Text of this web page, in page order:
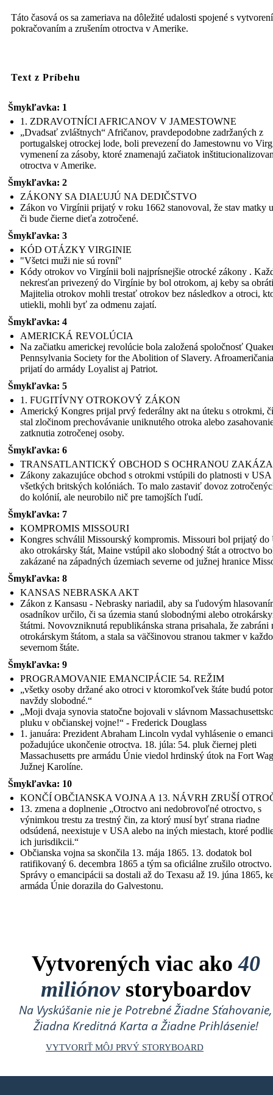
Create your own at Storyboard That
1. januára:Prezident Abraham Lincoln vydal vyhlásenie o
emancipácii požadujúce ukončenie otroctva.
18. júla: 54.pluk čiernej
viedol hrdinský útok na Fort Wagner v Južnej Karolíne.
Legend
Time Break
32 Years and 364 Days
držané ako otroci
v ktoromkoľvek
štáte budú potom
navždy slobodné.“
„Moji dvaja synovia
statočne bojovali v
Táto časová os sa zameriava na dôležité udalosti spojené s
pokračovaním a zrušením otroctva v Amerike.
Text z Príbehu
Šmykľavka: 1
1. ZDRAVOTNÍCI AFRICANOV V JAMESTOWNE
„Dvadsať zvláštnych“ Afričanov, pravdepodobne zadržaných z
portugalskej otrockej lode, boli prevezení do Jamestownu vo
vymenení za zásoby, ktoré znamenajú začiatok
otroctva v Amerike.
Šmykľavka: 2
ZÁKONY SA DIAĽUJÚ NA DEDIČSTVO
Zákon vo Virgínii prijatý v roku 1662 stanovoval, že stav matky
či bude čierne dieťa zotročené.
Šmykľavka: 3
KÓD OTÁZKY VIRGINIE
"Všetci muži nie sú rovní"
Kódy otrokov vo Virgínii boli najprísnejšie otrocké zákony .
nekresťan privezený do Virgínie by bol otrokom, aj keby sa
Majitelia otrokov mohli trestať otrokov bez následkov a otroci,
utiekli, mohli byť za odmenu zajatí.
Šmykľavka: 4
AMERICKÁ REVOLÚCIA
Na začiatku americkej revolúcie bola založená spoločnosť
Pennsylvania Society for the Abolition of Slavery.
prijatí do armády Loyalist aj Patriot.
Šmykľavka: 5
1. FUGITÍVNY OTROKOVÝ ZÁKON
Americký Kongres prijal prvý federálny akt na úteku s otrokmi,
stal zločinom prechovávanie uniknutého otroka alebo
zatknutia zotročenej osoby.
Šmykľavka: 6
TRANSATLANTICKÝ OBCHOD S OCHRANOU
Zákony zakazujúce obchod s otrokmi vstúpili do platnosti v USA
všetkých britských kolóniách. To malo zastaviť dovoz
do kolónií, ale neurobilo nič pre tamojších ľudí.
Šmykľavka: 7
KOMPROMIS MISSOURI
Kongres schválil Missourský kompromis. Missouri bol prijatý do
ako otrokársky štát, Maine vstúpil ako slobodný štát a otroctvo
zakázané na západných územiach severne od južnej hranice
Šmykľavka: 8
KANSAS NEBRASKA AKT
Zákon z Kansasu - Nebrasky nariadil, aby sa ľudovým
osadníkov určilo, či sa územia stanú slobodnými alebo
štátmi. Novovzniknutá republikánska strana prisahala, že zabráni
otrokárskym štátom, a stala sa väčšinovou stranou takmer v
severnom štáte.
Šmykľavka: 9
PROGRAMOVANIE EMANCIPÁCIE 54. REŽIM
„všetky osoby držané ako otroci v ktoromkoľvek štáte budú
navždy slobodné.“
„Moji dvaja synovia statočne bojovali v slávnom
pluku v občianskej vojne!“ - Frederick Douglass
1. januára: Prezident Abraham Lincoln vydal vyhlásenie o
požadujúce ukončenie otroctva. 18. júla: 54. pluk čiernej pleti
Massachusetts pre armádu Únie viedol hrdinský útok na Fort
Južnej Karolíne.
Šmykľavka: 10
KONČÍ OBČIANSKA VOJNA A 13. NÁVRH ZRUŠÍ
13. zmena a doplnenie „Otroctvo ani nedobrovoľné otroctvo, s
výnimkou trestu za trestný čin, za ktorý musí byť strana riadne
odsúdená, neexistuje v USA alebo na iných miestach, ktoré
ich jurisdikcii.“
Občianska vojna sa skončila 13. mája 1865. 13. dodatok bol
ratifikovaný 6. decembra 1865 a tým sa oficiálne zrušilo otroctvo.
Správy o emancipácii sa dostali až do Texasu až 19. júna 1865,
armáda Únie dorazila do Galvestonu.
Vytvorených viac ako40
miliónovstoryboardov
Na Vyskúšanie nie je Potrebné Žiadne Sťahovanie,
Žiadna Kreditná Karta a Žiadne Prihlásenie!
VYTVORIŤ MÔJ PRVÝ STORYBOARD